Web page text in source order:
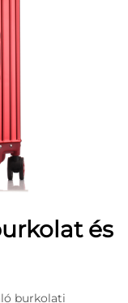
és
burkolati